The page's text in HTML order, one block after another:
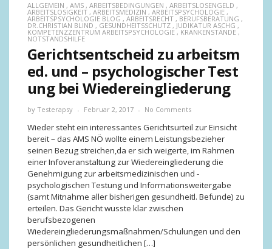
ALLGEMEIN , AMS , ARBEITSBEDINGUNGEN , ARBEITSLOSENGELD ,
ARBEITSLOSIGKEIT , ARBEITSMEDIZIN , ARBEITSPSYCHOLOGIE ,
ARBEITSPSYCHOLOGIE BLOG , ARBEITSRECHT , BERUFSBERATUNG ,
DR.CHRISTIAN BLIND , GESUNDHEITSSCHUTZ , JUDIKATUR ASCHG ,
KOMPETENZZENTRUM ARBEITSPSYCHOLOGIE, KRANKENSTÄNDE ,
NOTSTANDSHILFE
Gerichtsentscheid zu arbeitsm
ed. und – psychologischer Test
ung bei Wiedereingliederung
by Testerapsy Februar 2, 2017 No Comments
Wieder steht ein interessantes Gerichtsurteil zur Einsicht
bereit – das AMS NÖ wollte einem Leistungsbezieher
seinen Bezug streichen,da er sich weigerte, im Rahmen
einer Infoveranstaltung zur Wiedereingliederung die
Genehmigung zur arbeitsmedizinischen und -
psychologischen Testung und Informationsweitergabe
(samt Mitnahme aller bisherigen gesundheitl. Befunde) zu
erteilen. Das Gericht wusste klar zwischen
berufsbezogenen
Wiedereingliederungsmaßnahmen/Schulungen und den
persönlichen gesundheitlichen […]